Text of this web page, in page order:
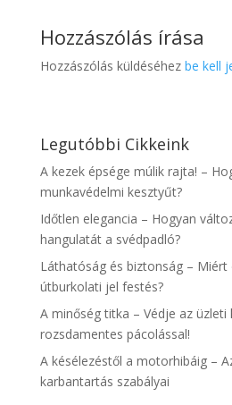
Hozzászólás írása
Hozzászólás küldéséhez be kell
Legutóbbi Cikkeink
A kezek épsége múlik rajta! –
munkavédelmi kesztyűt?
Időtlen elegancia – Hogyan
hangulatát a svédpadló?
Láthatóság és biztonság –
útburkolati jel festés?
A minőség titka – Védje az üzleti
rozsdamentes pácolással!
A késélezéstől a motorhibáig –
karbantartás szabályai